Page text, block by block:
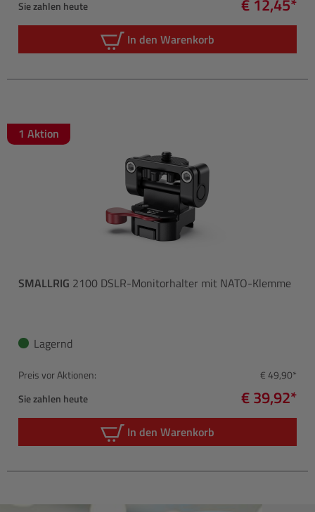
Sie zahlen heute € 12,45*
In den Warenkorb
1 Aktion
SMALLRIG 2100 DSLR-Monitorhalter mit NATO-Klemme
Lagernd
Preis vor Aktionen:
€ 49,90*
Sie zahlen heute
€ 39,92*
In den Warenkorb